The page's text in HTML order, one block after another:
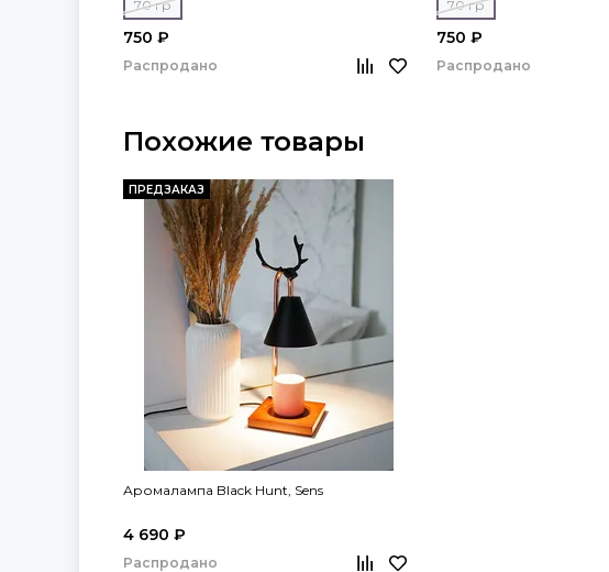
70 гр
750 ₽
Распродано
70 гр
750 ₽
Распродано
Похожие товары
ПРЕДЗАКАЗ
Аромалампа Black Hunt, Sens
4 690 ₽
Распродано